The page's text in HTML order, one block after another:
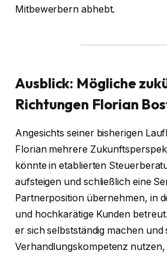
Mitbewerbern abhebt.
Ausblick: Mögliche
Richtungen Florian
Angesichts seiner bisherigen
Florian mehrere
könnte in etablierten
aufsteigen und schließlich eine
Partnerposition übernehmen, in
und hochkarätige Kunden
er sich selbstständig machen und
Verhandlungskompetenz